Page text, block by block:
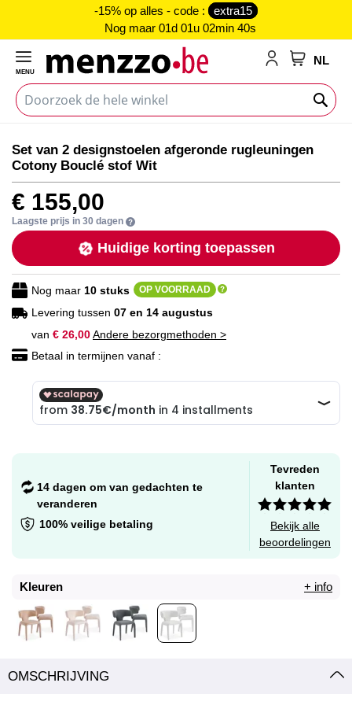
-15% op alles - code :
extra15
Nog maar 01d 01u 02min 39s
NL
MENU
naar
het
einde
van
de
afbeeldingen-
gallerij
naar
het
begin
van
de
afbeeldingen-
gallerij
Set van 2 designstoelen afgeronde rugleuningen
Cotony Bouclé stof Wit
€ 155,00
Laagste prijs in 30 dagen
Huidige korting toepassen
Nog maar 10 stuks OP VOORRAAD
Levering tussen 07 en 14 augustus
van € 26,00Andere bezorgmethoden >
Betaal in termijnen vanaf :
14 dagen om van gedachten te
veranderen
100% veilige betaling
Tevreden
klanten
Bekijk alle
beoordelingen
Kleuren + info
OMSCHRIJVING